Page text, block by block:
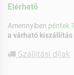
Elérhetõ
Amennyiben péntek
a várható kiszállítás
Szállítási díjak